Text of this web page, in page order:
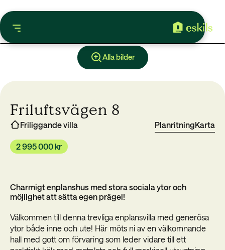
Alla bilder
Friluftsvägen 8
2 995 000 kr
Friliggande villa PlanritningKarta
Charmigt enplanshus med stora sociala ytor och
möjlighet att sätta egen prägel!
Välkommen till denna trevliga enplansvilla med generösa
ytor både inne och ute! Här möts ni av en välkomnande
hall med gott om förvaring som leder vidare till ett